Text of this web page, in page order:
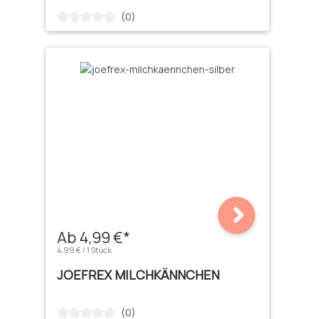
Durchschnittliche Bewertung von 0 von 5 Sternen
(0)
Ab 4,99 €*
4,99 € / 1 Stück
JOEFREX MILCHKÄNNCHEN
Durchschnittliche Bewertung von 0 von 5 Sternen
(0)